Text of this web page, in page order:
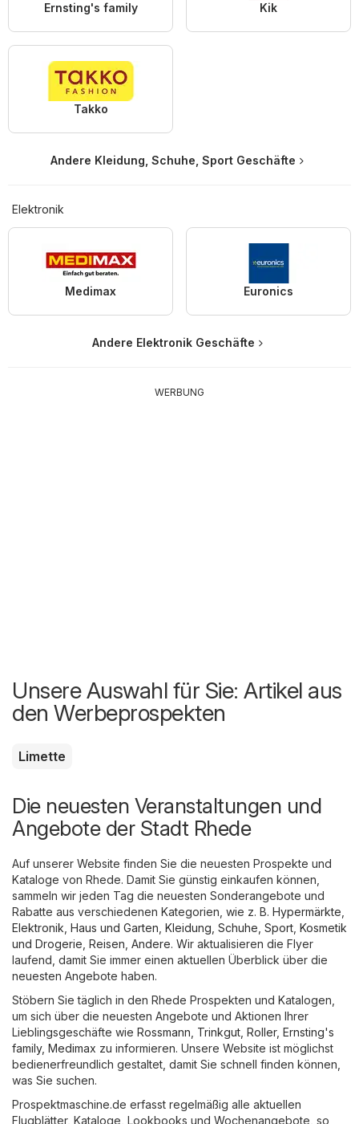
Ernsting's family Kik
Takko
Andere Kleidung, Schuhe, Sport Geschäfte
Elektronik
Medimax Euronics
Andere Elektronik Geschäfte
WERBUNG
Unsere Auswahl für Sie: Artikel aus
den Werbeprospekten
Limette
Die neuesten Veranstaltungen und
Angebote der Stadt Rhede
Auf unserer Website finden Sie die neuesten Prospekte und
Kataloge von Rhede. Damit Sie günstig einkaufen können,
sammeln wir jeden Tag die neuesten Sonderangebote und
Rabatte aus verschiedenen Kategorien, wie z. B. Hypermärkte
Elektronik Haus und Garten Kleidung, Schuhe, Sport Kosmetik
und Drogerie Reisen Andere. Wir aktualisieren die Flyer
laufend, damit Sie immer einen aktuellen Überblick über die
neuesten Angebote haben.
Stöbern Sie täglich in den Rhede Prospekten und Katalogen,
um sich über die neuesten Angebote und Aktionen Ihrer
Lieblingsgeschäfte wie Rossmann Trinkgut Roller, Ernsting's
family, Medimax zu informieren. Unsere Website ist möglichst
bedienerfreundlich gestaltet, damit Sie schnell finden können,
was Sie suchen.
Prospektmaschine.de erfasst regelmäßig alle aktuellen
Flugblätter, Kataloge, Lookbooks und Wochenangebote, so